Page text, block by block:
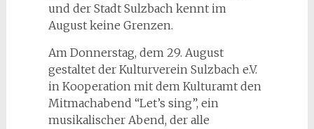
und der Stadt Sulzbach kennt im
August keine Grenzen.
Am Donnerstag, dem 29. August
gestaltet der Kulturverein Sulzbach e.V.
in Kooperation mit dem Kulturamt den
Mitmachabend “Let’s sing”, ein
musikalischer Abend, der alle